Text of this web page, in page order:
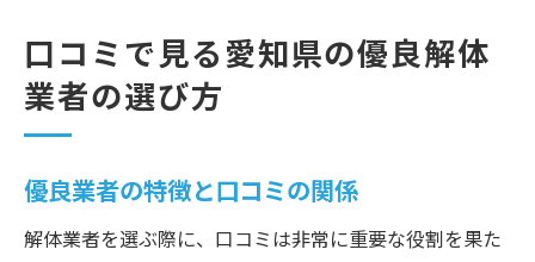
口コミで見る愛知県の優良解体
業者の選び方
優良業者の特徴と口コミの関係
解体業者を選ぶ際に、口コミは非常に重要な役割を果た